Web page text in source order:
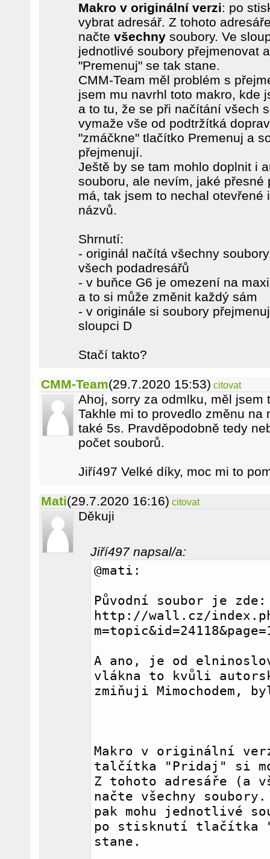
Makro v originální verzi: po
vybrat adresář. Z tohoto
načte všechny soubory. Ve
jednotlivé soubory přejmenovat
"Premenuj" se tak stane.
CMM-Team měl problém s
jsem mu navrhl toto makro, kde
a to tu, že se při načítání všech
vymaže vše od podtržítká
"zmáčkne" tlačítko Premenuj a
přejmenují.
Ještě by se tam mohlo doplnit i
souboru, ale nevím, jaké přesné
má, tak jsem to nechal otevřené
názvů.
Shrnutí:
- originál načítá všechny
všech podadresářů
- v buňce G6 je omezení na
a to si může změnit každý sám
- v originále si soubory
sloupci D
Stačí takto?
CMM-Team(29.7.2020 15:53) citovat
Ahoj, sorry za odmlku, měl jsem
Takhle mi to provedlo změnu na
také 5s. Pravděpodobně tedy
počet souborů.
Jiří497 Velké díky, moc mi to
Mati(29.7.2020 16:16) citovat
Děkuji
Jiří497 napsal/a:
@mati:
Původní soubor je zde:
http://wall.cz/
A ano, je od
vlákna to kvůli
zmiňuji Mimochodem,
Makro v originální
talčítka "Pridaj" si
Z tohoto adresáře (a
načte všechny
pak mohu jednotlivé
po stisknutí tlačítka
stane.